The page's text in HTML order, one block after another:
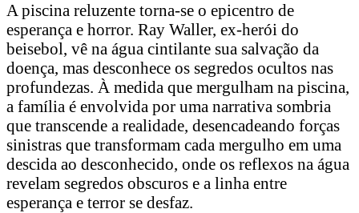
A piscina reluzente torna-se o epicentro de
esperança e horror. Ray Waller, ex-herói do
beisebol, vê na água cintilante sua salvação da
doença, mas desconhece os segredos ocultos nas
profundezas. À medida que mergulham na piscina,
a família é envolvida por uma narrativa sombria
que transcende a realidade, desencadeando forças
sinistras que transformam cada mergulho em uma
descida ao desconhecido, onde os reflexos na água
revelam segredos obscuros e a linha entre
esperança e terror se desfaz.